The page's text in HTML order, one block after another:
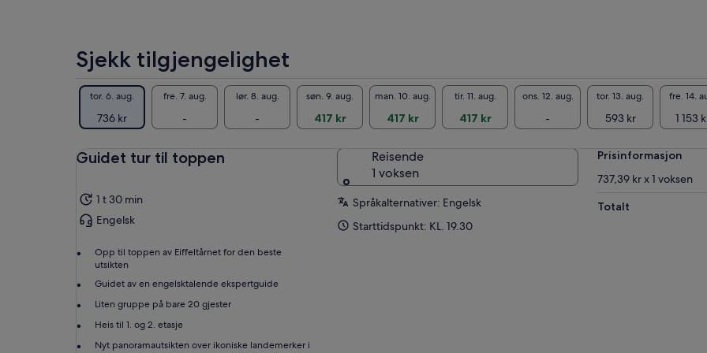
Sjekk tilgjengelighet
tor. 6. aug.
736 kr
fre. 7. aug.
-
lør. 8. aug.
-
søn. 9. aug.
417 kr
man. 10. aug.
417 kr
tir. 11. aug.
417 kr
ons. 12. aug.
-
tor. 13. aug.
593 kr
fre. 14.
1 153
Guidet tur til toppen
1 t 30 min
Engelsk
Opp til toppen av Eiffeltårnet for den beste
utsikten
Guidet av en engelsktalende ekspertguide
Liten gruppe på bare 20 gjester
Heis til 1. og 2. etasje
Nyt panoramautsikten over ikoniske landemerker i
Reisende
1 voksen
Språkalternativer: Engelsk
Starttidspunkt: KL. 19.30
Prisinformasjon
737,39 kr x 1 voksen
Totalt